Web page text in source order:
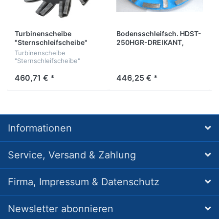
Turbinenscheibe
"Sternschleifscheibe"
HDST-
250SMDH,d19,0mm,SCHWARZ
Turbinenscheibe
"Sternschleifscheibe"
250DH,d19,0mm,SCHWARZ
Type Hartes Material
460,71 € *
Bodensschleifsch. HDST-
250HGR-DREIKANT,
446,25 € *
Informationen
Service, Versand & Zahlung
Firma, Impressum & Datenschutz
Newsletter abonnieren